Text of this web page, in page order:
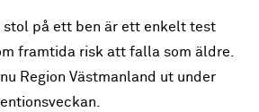
stol på ett ben är ett enkelt test
framtida risk att falla som äldre.
Region Västmanland ut under